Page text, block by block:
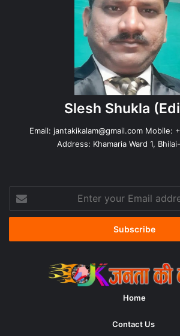
Slesh Shukla
Email: jantakikalam@gmail.com Mobile:
Address: Khamaria Ward 1,
your
Email
Home
Contact Us